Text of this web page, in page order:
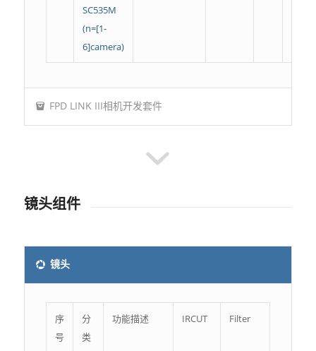
SC535M
(n=[1-
6]camera)
FPD LINK III相机开发套件
镜头组件
镜头
序
号
分
类
功能描述 IRCUT Filter